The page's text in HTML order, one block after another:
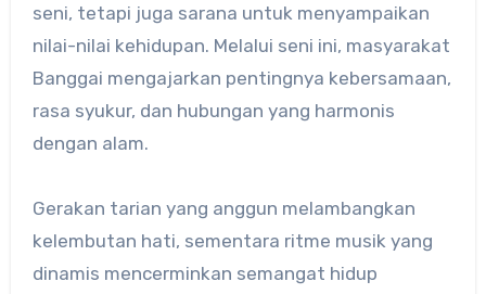
seni, tetapi juga sarana untuk menyampaikan
nilai-nilai kehidupan. Melalui seni ini, masyarakat
Banggai mengajarkan pentingnya kebersamaan,
rasa syukur, dan hubungan yang harmonis
dengan alam.
Gerakan tarian yang anggun melambangkan
kelembutan hati, sementara ritme musik yang
dinamis mencerminkan semangat hidup